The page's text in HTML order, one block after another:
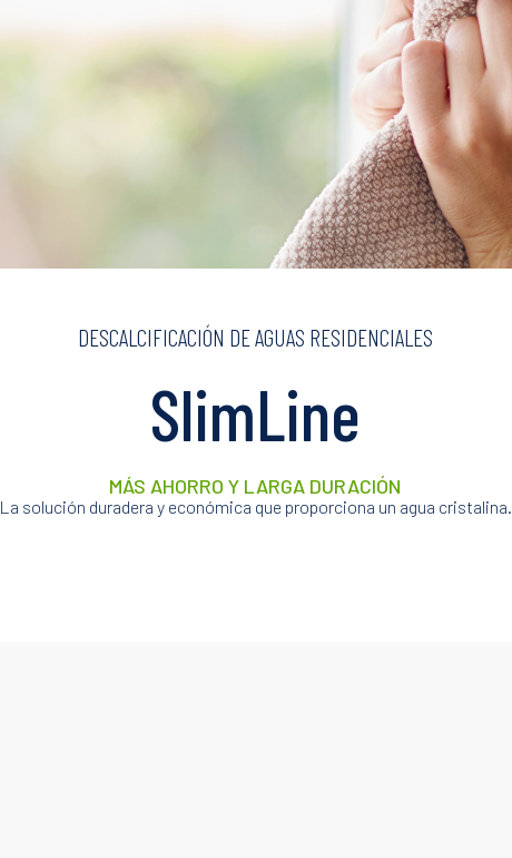
DESCALCIFICACIÓN DE AGUAS RESIDENCIALES
SlimLine
MÁS AHORRO Y LARGA DURACIÓN
La solución duradera y económica que proporciona un agua cristalina.